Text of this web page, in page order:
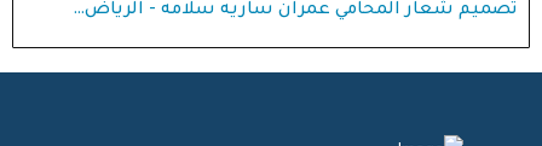
تصميم شعار المحامي عمران ساريه سلامه - الرياض…